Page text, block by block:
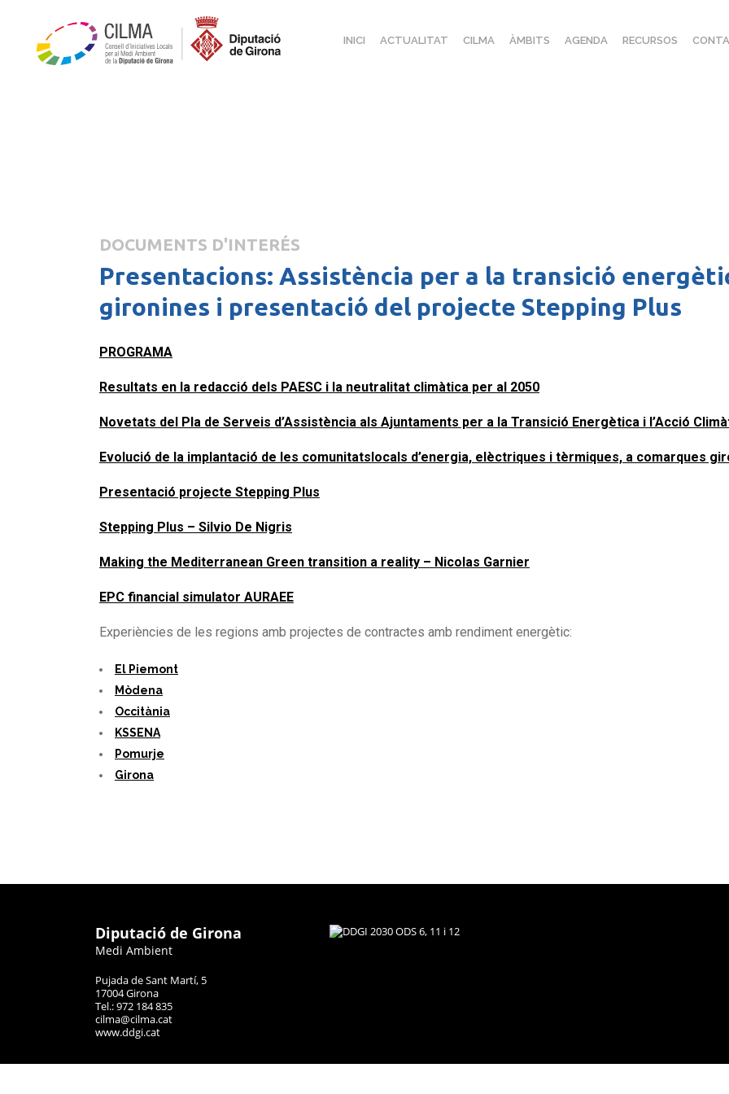
INICI ACTUALITAT CILMA ÀMBITS AGENDA RECURSOS
DOCUMENTS D'INTERÉS
Presentacions: Assistència per a la transició
gironines i presentació del projecte Stepping Plus
PROGRAMA
Resultats en la redacció dels PAESC i la neutralitat climàtica per al 2050
Novetats del Pla de Serveis d’Assistència als Ajuntaments per a la Transició Energètica i l’Acció
Evolució de la implantació de les comunitatslocals d’energia, elèctriques i tèrmiques, a comarques
Presentació projecte Stepping Plus
Stepping Plus – Silvio De Nigris
Making the Mediterranean Green transition a reality – Nicolas Garnier
EPC financial simulator AURAEE
Experiències de les regions amb projectes de contractes amb rendiment energètic:
El Piemont
Mòdena
Occitània
KSSENA
Pomurje
Girona
Diputació de Girona
Medi Ambient
Pujada de Sant Martí, 5
17004 Girona
Tel.: 972 184 835
cilma@cilma.cat
www.ddgi.cat